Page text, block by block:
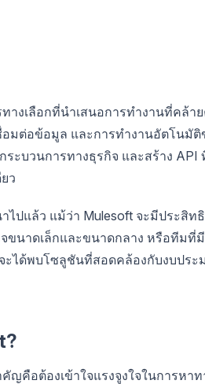
งเลือกที่นำเสนอการทำงานที่คล้า
ชื่อมต่อข้อมูล และการทำงานอัตโนมั
ะบวนการทางธุรกิจ และสร้าง API
ว
ปแล้ว แม้ว่า Mulesoft จะมีประสิ
ขนาดเล็กและขนาดกลาง หรือทีมที่
ะได้พบโซลูชันที่สอดคล้องกับงบปร
ญคือต้องเข้าใจแรงจูงใจในการหาท